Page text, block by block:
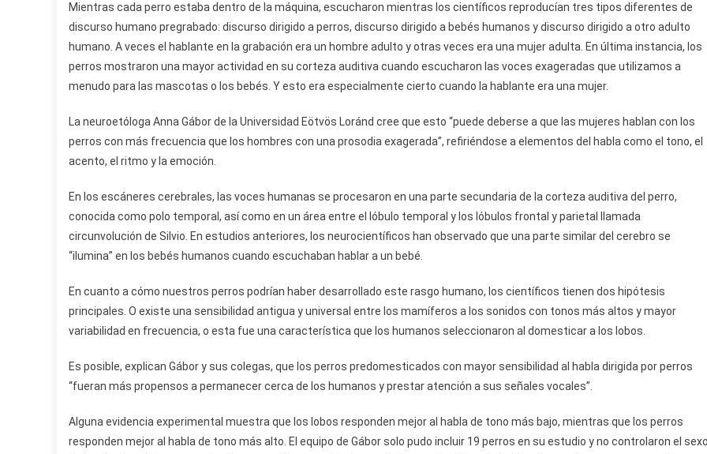
Mientras cada perro estaba dentro de la máquina, escucharon mientras los científicos reproducían tres tipos diferentes de
discurso humano pregrabado: discurso dirigido a perros, discurso dirigido a bebés humanos y discurso dirigido a otro adulto
humano. A veces el hablante en la grabación era un hombre adulto y otras veces era una mujer adulta. En última instancia, los
perros mostraron una mayor actividad en su corteza auditiva cuando escucharon las voces exageradas que utilizamos a
menudo para las mascotas o los bebés. Y esto era especialmente cierto cuando la hablante era una mujer.
La neuroetóloga Anna Gábor de la Universidad Eötvös Loránd cree que esto “puede deberse a que las mujeres hablan con los
perros con más frecuencia que los hombres con una prosodia exagerada”, refiriéndose a elementos del habla como el tono, el
acento, el ritmo y la emoción.
En los escáneres cerebrales, las voces humanas se procesaron en una parte secundaria de la corteza auditiva del perro,
conocida como polo temporal, así como en un área entre el lóbulo temporal y los lóbulos frontal y parietal llamada
circunvolución de Silvio. En estudios anteriores, los neurocientíficos han observado que una parte similar del cerebro se
“ilumina” en los bebés humanos cuando escuchaban hablar a un bebé.
En cuanto a cómo nuestros perros podrían haber desarrollado este rasgo humano, los científicos tienen dos hipótesis
principales. O existe una sensibilidad antigua y universal entre los mamíferos a los sonidos con tonos más altos y mayor
variabilidad en frecuencia, o esta fue una característica que los humanos seleccionaron al domesticar a los lobos.
Es posible, explican Gábor y sus colegas, que los perros predomesticados con mayor sensibilidad al habla dirigida por perros
“fueran más propensos a permanecer cerca de los humanos y prestar atención a sus señales vocales”.
Alguna evidencia experimental muestra que los lobos responden mejor al habla de tono más bajo, mientras que los perros
responden mejor al habla de tono más alto. El equipo de Gábor solo pudo incluir 19 perros en su estudio y no controlaron el